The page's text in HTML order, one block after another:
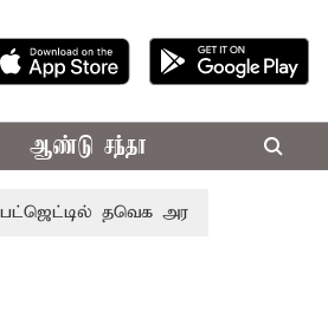
ஆண்டு சந்தா
தவெக அரசின் வாக்குறுதிகள் இல்லை